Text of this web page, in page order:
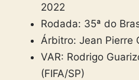
2022
Rodada: 35ª do
Árbitro:Jean Pierre
VAR: Rodrigo
(FIFA/SP)